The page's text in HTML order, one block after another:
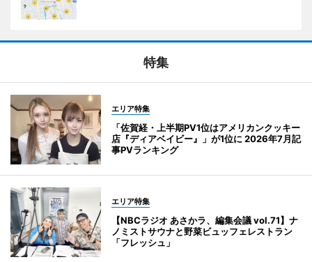
特集
エリア特集
「佐賀経・上半期PV1位はアメリカンクッキー
店『ディアベイビー』」が1位に 2026年7月記
事PVランキング
エリア特集
【NBCラジオ あさかラ、編集会議 vol.71】ナ
ノミストサウナと野菜ビュッフェレストラン
「フレッシュ」